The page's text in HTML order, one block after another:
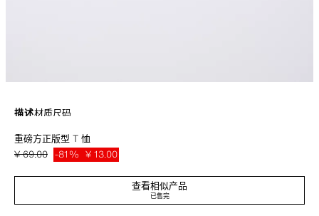
描述材质尺码
圆领短袖 T 恤。
黄色 4424/617/300
重磅方正版型 T 恤
¥ 69.00 -81% ¥ 13.00
查看相似产品
已售完
¥